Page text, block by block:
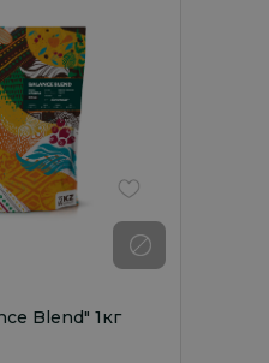
Blend" 1кг
В избранное